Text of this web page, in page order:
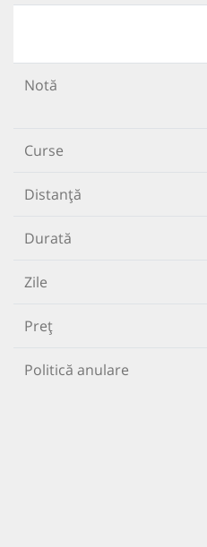
Notă
Curse
Distanță
Durată
Zile
Preț
Politică anulare